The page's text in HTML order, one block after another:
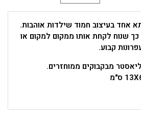
אחד בעיצוב חמוד שילדות אוהבות.
שנוח לקחת אותו ממקום למקום או
קבוע.